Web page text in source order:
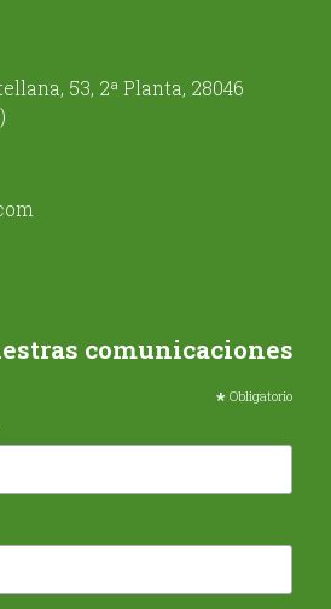
53, 2ª Planta, 28046
comunicaciones
* Obligatorio